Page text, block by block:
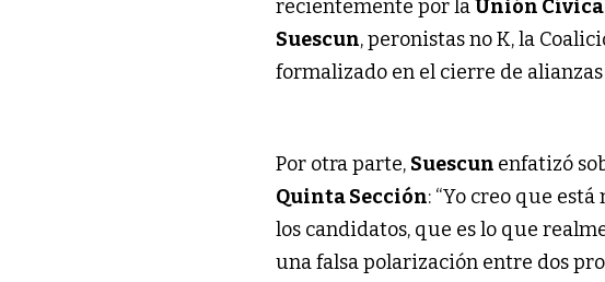
recientemente por laUnión
Suescun, peronistas no K, la
formalizado en el cierre de
Por otra parte, Suescun enfatizó
Quinta Sección: “Yo creo que
los candidatos, que es lo que
una falsa polarización entre dos